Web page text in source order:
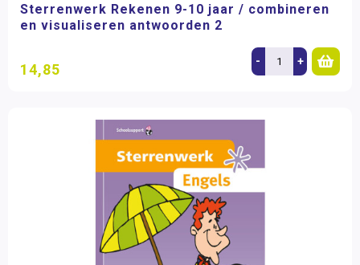
Sterrenwerk Rekenen 9-10 jaar / combineren
en visualiseren antwoorden 2
14,85 - +